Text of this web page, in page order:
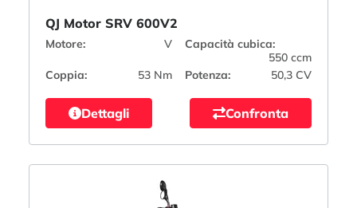
QJ Motor SRV 600V2
Motore: V
Capacità cubica:
550 ccm
Coppia:
53 Nm Potenza: 50,3 CV
Dettagli Confronta